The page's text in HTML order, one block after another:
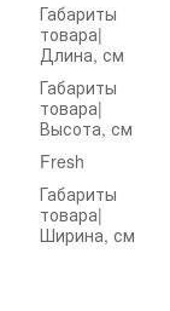
Габариты
товара|
Длина, см
Габариты
товара|
Высота, см
Fresh
Габариты
товара|
Ширина, см